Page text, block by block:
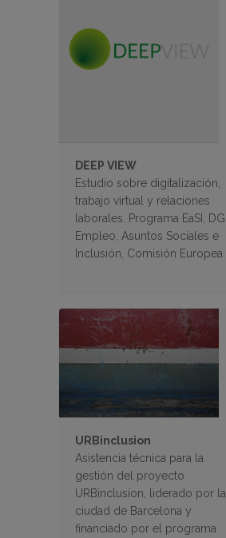
DEEP VIEW
Estudio sobre digitalización,
trabajo virtual y relaciones
laborales. Programa EaSI, DG
Empleo, Asuntos Sociales e
Inclusión, Comisión Europea
URBinclusion
Asistencia técnica para la
gestión del proyecto
URBinclusion, liderado por la
ciudad de Barcelona y
financiado por el programa